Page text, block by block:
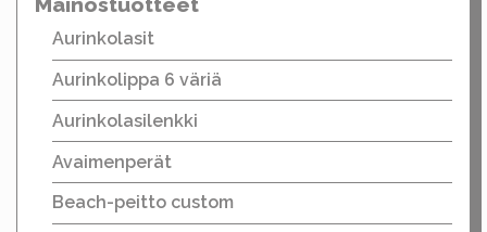
Aurinkolasit
Aurinkolippa 6 väriä
Aurinkolasilenkki
Avaimenperät
Beach-peitto custom